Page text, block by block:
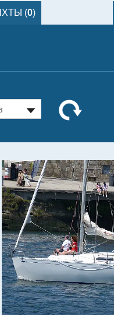
СРАВНИТЬ ЯХТЫ (0)